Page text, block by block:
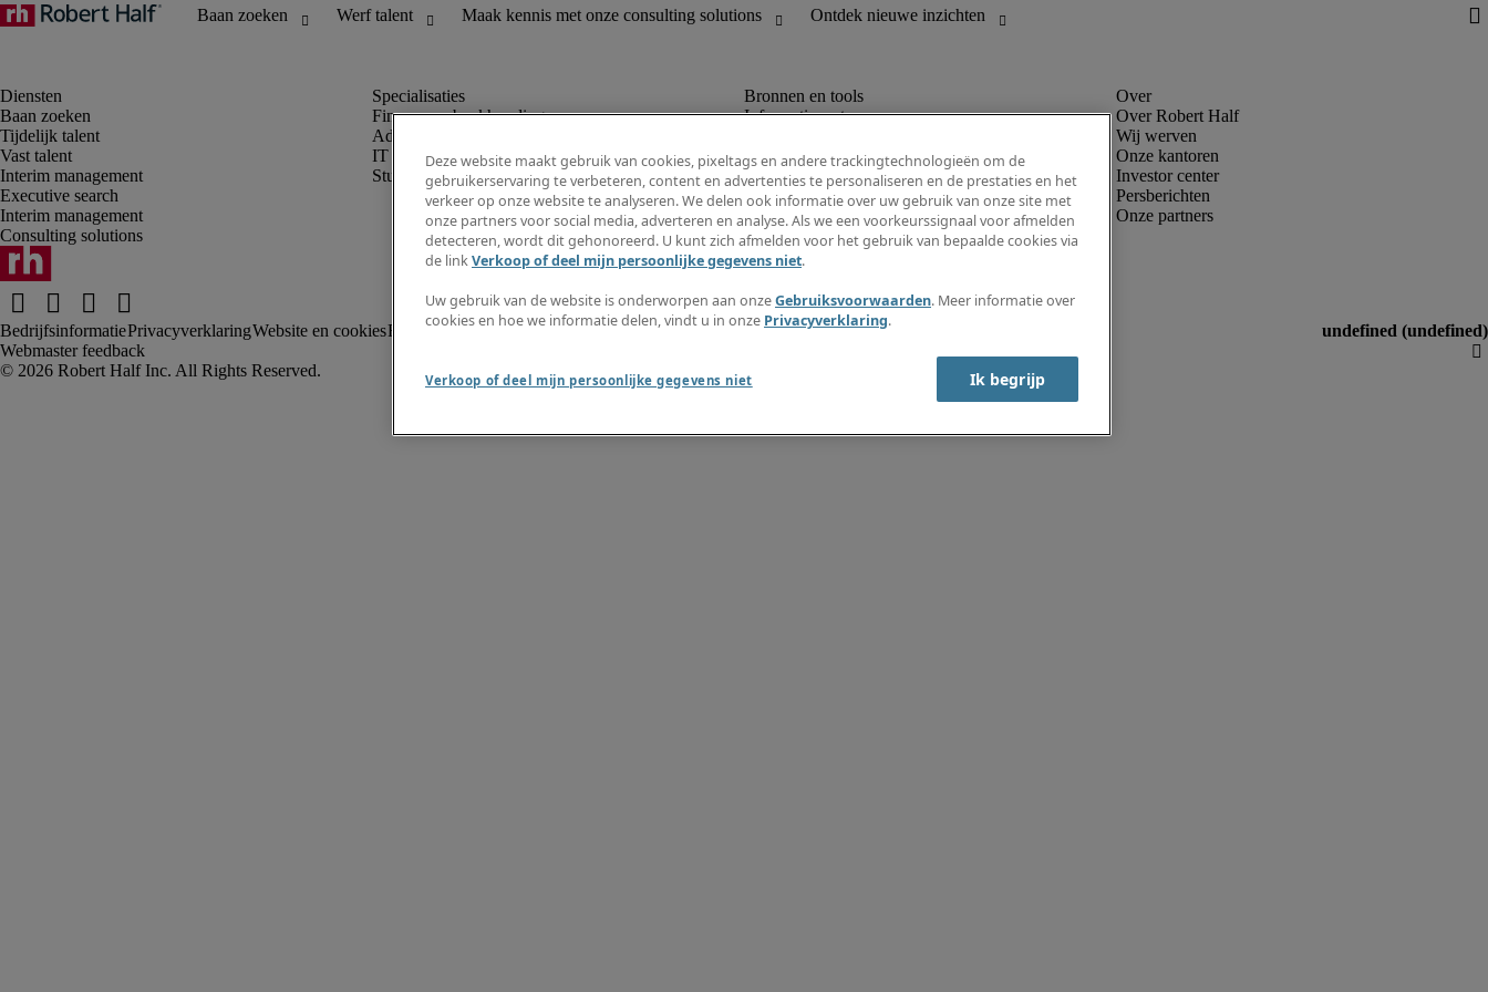
Baan zoeken
Tijdelijk talent
Vast talent
Interim management
Executive search
Interim management
Consulting solutions
Finance en boekhouding
Administratie, HR en customer support
IT
Student
Informatiecentrum
Maak een vacaturemelding aan
Jobomschrijvingen
Salarisgids
Timesheets
Ontdek nieuwe inzichten
Over Robert Half
Wij werven
Onze kantoren
Investor center
Persberichten
Onze partners
BedrijfsinformatiePrivacyverklaringWebsite en cookiesFraude alarm Klokkenluidersregeling
Webmaster feedback
Deze website maakt gebruik van cookies, pixeltags en andere trackingtechnologieën om de
gebruikerservaring te verbeteren, content en advertenties te personaliseren en de prestaties en het
verkeer op onze website te analyseren. We delen ook informatie over uw gebruik van onze site met
onze partners voor social media, adverteren en analyse. Als we een voorkeurssignaal voor afmelden
detecteren, wordt dit gehonoreerd. U kunt zich afmelden voor het gebruik van bepaalde cookies via
de linkVerkoop of deel mijn persoonlijke gegevens niet.
Uw gebruik van de website is onderworpen aan onzeGebruiksvoorwaarden. Meer informatie over
cookies en hoe we informatie delen, vindt u in onze Privacyverklaring.
Verkoop of deel mijn persoonlijke gegevens niet Ik begrijp